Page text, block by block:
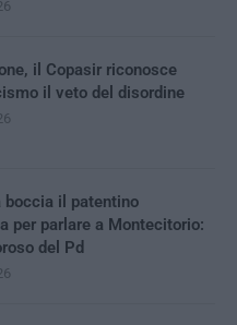
il Copasir riconosce
il veto del disordine
boccia il patentino
per parlare a Montecitorio:
del Pd